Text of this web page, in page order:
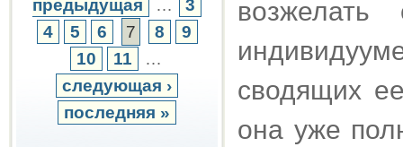
предыдущая …
3
4
5 6 7 8
9
10
11
…
следующая ›
последняя »
сводящих
она уже